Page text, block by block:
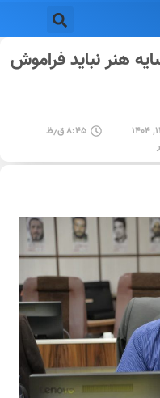
هنر نباید فراموش
۸:۴۵ ق٫ظ